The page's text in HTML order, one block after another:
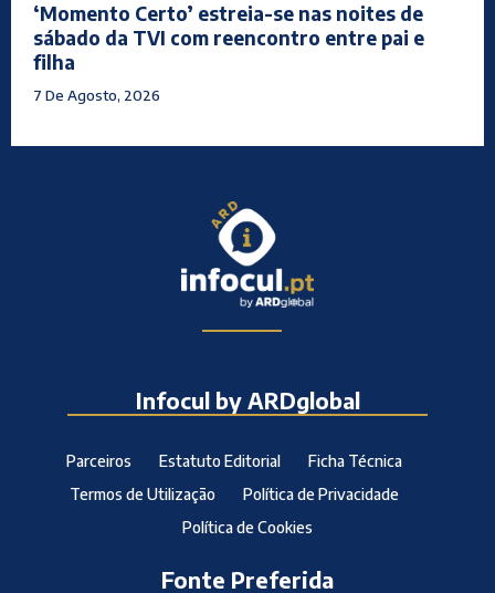
‘Momento Certo’ estreia-se nas noites de
sábado da TVI com reencontro entre pai e
filha
7 De Agosto, 2026
Infocul by ARDglobal
Parceiros Estatuto Editorial
Ficha Técnica
Termos de Utilização
Política de Privacidade
Política de Cookies
Fonte Preferida